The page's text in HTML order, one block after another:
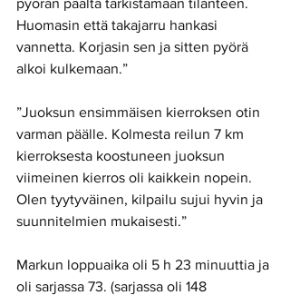
pyörän päältä tarkistamaan tilanteen.
Huomasin että takajarru hankasi
vannetta. Korjasin sen ja sitten pyörä
alkoi kulkemaan.”
”Juoksun ensimmäisen kierroksen otin
varman päälle. Kolmesta reilun 7 km
kierroksesta koostuneen juoksun
viimeinen kierros oli kaikkein nopein.
Olen tyytyväinen, kilpailu sujui hyvin ja
suunnitelmien mukaisesti.”
Markun loppuaika oli 5 h 23 minuuttia ja
oli sarjassa 73. (sarjassa oli 148